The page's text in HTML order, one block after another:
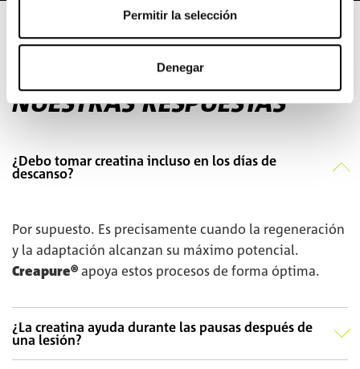
Permitir la selección
Denegar
PREGUNTAS FRECUENTES
TUS PREGUNTAS –
NUESTRAS RESPUESTAS
¿Debo tomar creatina incluso en los días de
descanso?
Por supuesto. Es precisamente cuando la regeneración
y la adaptación alcanzan su máximo potencial.
Creapure® apoya estos procesos de forma óptima.
¿La creatina ayuda durante las pausas después de
una lesión?